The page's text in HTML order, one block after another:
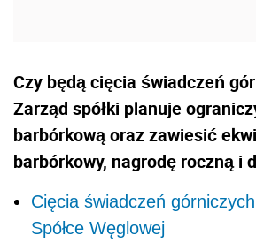
Czy będą cięcia świadczeń
Zarząd spółki planuje
barbórkową oraz zawiesić
barbórkowy, nagrodę roczną i
Cięcia świadczeń
Spółce Węglowej